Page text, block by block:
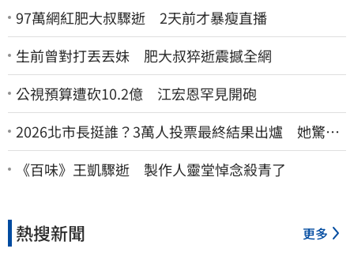
97萬網紅肥大叔驟逝 2天前才暴瘦直播
生前曾對打丟丟妹 肥大叔猝逝震撼全網
公視預算遭砍10.2億 江宏恩罕見開砲
2026北市長挺誰？3萬人投票最終結果出爐 她驚
喊：蔣萬安真該緊張了
《百味》王凱驟逝 製作人靈堂悼念殺青了
熱搜新聞 更多